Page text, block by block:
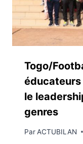
Togo/
le
genres
ParACTUBILAN